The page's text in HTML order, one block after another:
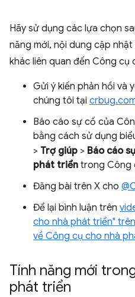
Hãy sử dụng các lựa chọn
năng mới, nội dung cập
khác liên quan đến Công cụ
Gửi ý kiến phản hồi và
chúng tôi tại
Báo cáo sự cố của
bằng cách sử dụng
> Trợ giúp > Báo cáo
phát triển trong Công
Đăng bài trên X cho
Để lại bình luận trên
cho nhà phát triển"
về Công cụ cho nhà
Tính năng mới
phát triển